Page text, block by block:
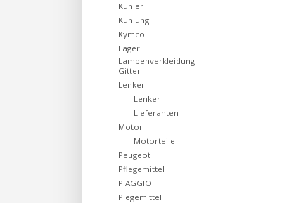
Kühler
Kühlung
Kymco
Lager
Lampenverkleidung
Gitter
Lenker
Lenker
Lieferanten
Motor
Motorteile
Peugeot
Pflegemittel
PIAGGIO
Plegemittel